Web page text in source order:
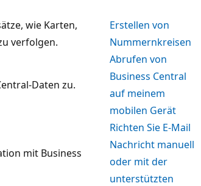
wie Karten,
verfolgen.
Erstellen von
Nummernkreisen
Daten zu.
Abrufen von
Business Central
auf meinem
mobilen Gerät
mit Business
Richten Sie E-Mail
Nachricht manuell
oder mit der
unterstützten